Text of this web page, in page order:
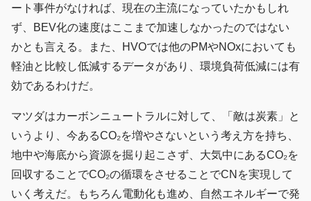
ート事件がなければ、現在の主流になっていたかもしれ
ず、BEV化の速度はここまで加速しなかったのではない
かとも言える。また、HVOでは他のPMやNOxにおいても
軽油と比較し低減するデータがあり、環境負荷低減には有
効であるわけだ。
マツダはカーボンニュートラルに対して、「敵は炭素」と
いうより、今あるCO₂を増やさないという考え方を持ち、
地中や海底から資源を掘り起こさず、大気中にあるCO₂を
回収することでCO₂の循環をさせることでCNを実現して
いく考えだ。もちろん電動化も進め、自然エネルギーで発